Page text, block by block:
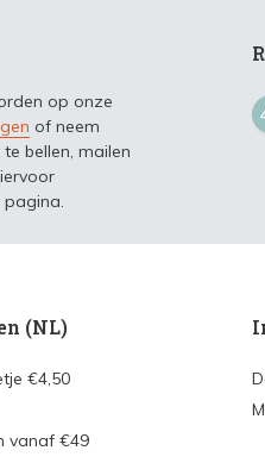
op onze
of neem
bellen, mailen
(NL)
€4,50
vanaf €49